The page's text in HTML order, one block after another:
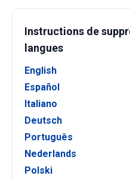
Instructions de
langues
English
Español
Italiano
Deutsch
Português
Nederlands
Polski